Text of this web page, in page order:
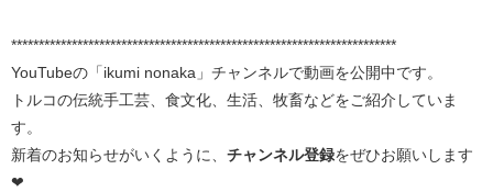
**********************************************************************
YouTubeの「ikumi nonaka」チャンネルで動画を公開中です。
トルコの伝統手工芸、食文化、生活、牧畜などをご紹介していま
す。
新着のお知らせがいくように、 チャンネル登録をぜひお願いします
❤